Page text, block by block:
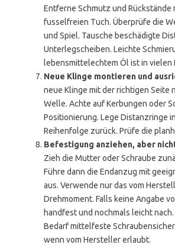
Entferne Schmutz und Rückstände
fusselfreien Tuch. Überprüfe die
und Spiel. Tausche beschädigte
Unterlegscheiben. Leichte
lebensmittelechtem Öl ist in vielen
Neue Klinge montieren und
neue Klinge mit der richtigen Seite
Welle. Achte auf Kerbungen oder
Positionierung. Lege Distanzringe
Reihenfolge zurück. Prüfe die
Befestigung anziehen, aber
Zieh die Mutter oder Schraube
Führe dann die Endanzug mit
aus. Verwende nur das vom
Drehmoment. Falls keine Angabe
handfest und nochmals leicht
Bedarf mittelfeste
wenn vom Hersteller erlaubt.